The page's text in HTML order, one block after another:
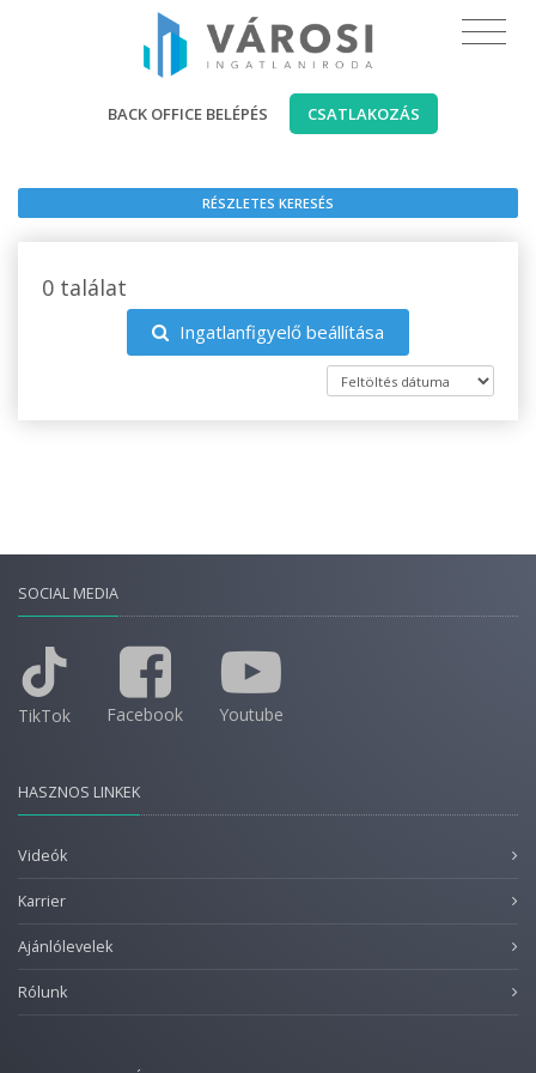
BACK OFFICE BELÉPÉS CSATLAKOZÁS
RÉSZLETES KERESÉS
0 találat
Ingatlanfigyelő beállítása
SOCIAL MEDIA
TikTok Facebook Youtube
HASZNOS LINKEK
Videók
Karrier
Ajánlólevelek
Rólunk